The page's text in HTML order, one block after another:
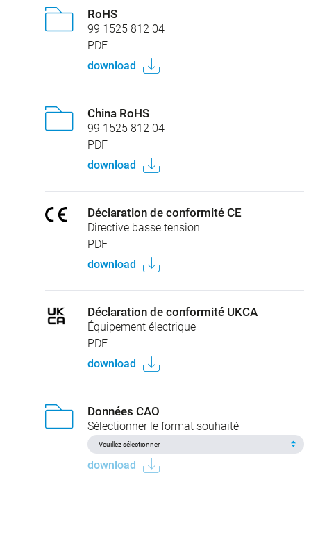
RoHS
99 1525 812 04
PDF
download
China RoHS
99 1525 812 04
PDF
download
Déclaration de conformité CE
Directive basse tension
PDF
download
Déclaration de conformité UKCA
Équipement électrique
PDF
download
Données CAO
Sélectionner le format souhaité
download